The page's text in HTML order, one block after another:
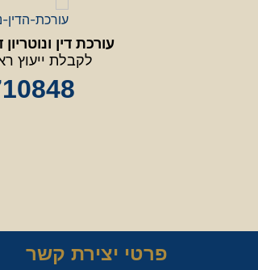
עורכת דין
לקבלת ייעוץ
פרטי יצירת קשר